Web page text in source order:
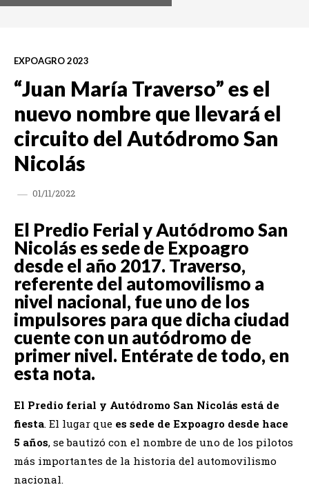
EXPOAGRO 2023
“Juan María Traverso” es el
nuevo nombre que llevará el
circuito del Autódromo San
Nicolás
01/11/2022
El Predio Ferial y Autódromo San
Nicolás es sede de Expoagro
desde el año 2017. Traverso,
referente del automovilismo a
nivel nacional, fue uno de los
impulsores para que dicha ciudad
cuente con un autódromo de
primer nivel. Entérate de todo, en
esta nota.
El Predio ferial y Autódromo San Nicolás está de
fiesta. El lugar que es sede de Expoagro desde hace
5 años, se bautizó con el nombre de uno de los pilotos
más importantes de la historia del automovilismo
nacional.